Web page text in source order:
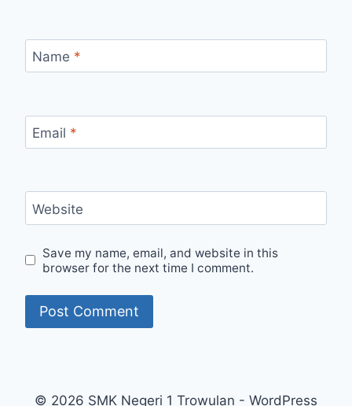
Name *
Email *
Website
Save my name, email, and website in this
browser for the next time I comment.
© 2026 SMK Negeri 1 Trowulan - WordPress